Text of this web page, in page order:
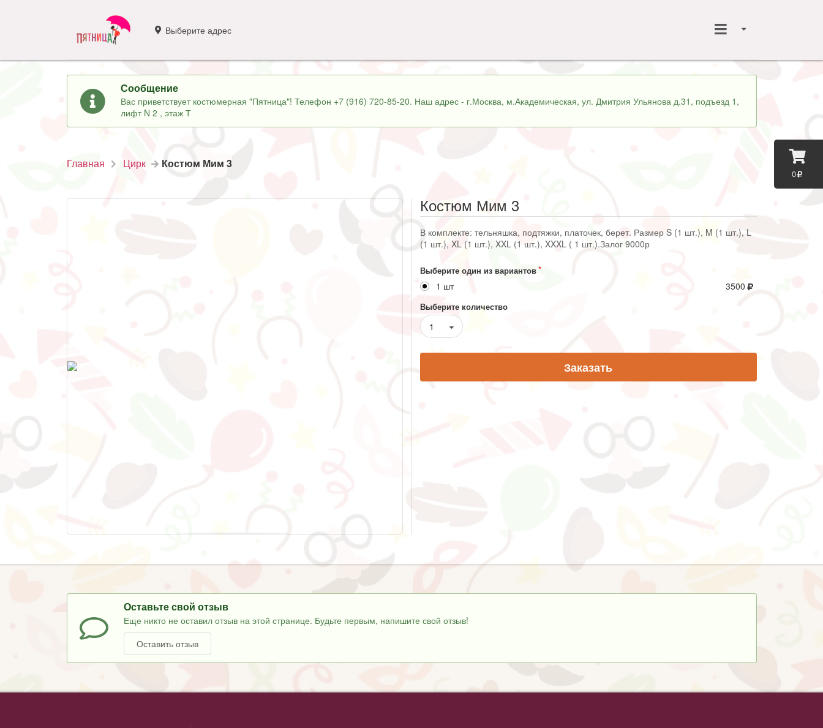
0
Выберите адрес
Сообщение
Вас приветствует костюмерная "Пятница"! Телефон +7 (916) 720-85-20. Наш адрес - г.Москва, м.Академическая, ул. Дмитрия Ульянова д.31, подъезд 1,
лифт N 2 , этаж Т
Главная Цирк Костюм Мим 3
Костюм Мим 3
В комплекте: тельняшка, подтяжки, платочек, берет. Размер S (1 шт.), M (1 шт.), L
(1 шт.), XL (1 шт.), XXL (1 шт.), XXXL ( 1 шт.).Залог 9000р
Выберите один из вариантов
1 шт 3500
Выберите количество
1
Заказать
Оставьте свой отзыв
Еще никто не оставил отзыв на этой странице. Будьте первым, напишите свой отзыв!
Оставить отзыв